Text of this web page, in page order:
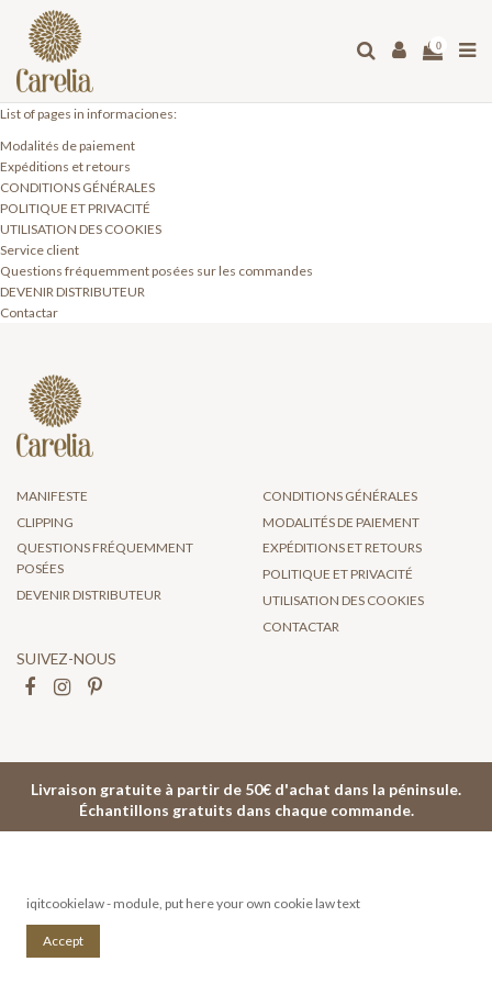
0
List of pages in informaciones:
Modalités de paiement
Expéditions et retours
CONDITIONS GÉNÉRALES
POLITIQUE ET PRIVACITÉ
UTILISATION DES COOKIES
Service client
Questions fréquemment posées sur les commandes
DEVENIR DISTRIBUTEUR
Contactar
MANIFESTE
CLIPPING
QUESTIONS FRÉQUEMMENT
POSÉES
DEVENIR DISTRIBUTEUR
CONDITIONS GÉNÉRALES
MODALITÉS DE PAIEMENT
EXPÉDITIONS ET RETOURS
POLITIQUE ET PRIVACITÉ
UTILISATION DES COOKIES
CONTACTAR
SUIVEZ-NOUS
Livraison gratuite à partir de 50€ d'achat dans la péninsule.
Échantillons gratuits dans chaque commande.
iqitcookielaw - module, put here your own cookie law text
Accept